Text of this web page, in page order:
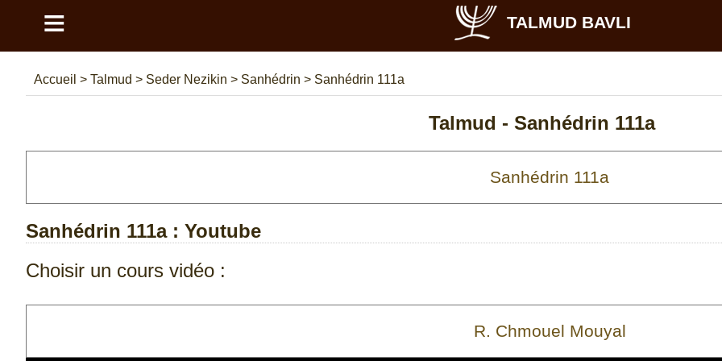
≡ TALMUD BAVLI
Accueil > Talmud > Seder Nezikin > Sanhédrin > Sanhédrin 111a
Talmud - Sanhédrin 111a
Sanhédrin 111a: Youtube
Choisir un cours vidéo :